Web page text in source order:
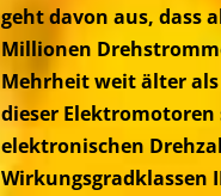
geht davon aus, dass
Millionen
Mehrheit weit älter als
dieser
elektronischen
Wirkungsgradklassen